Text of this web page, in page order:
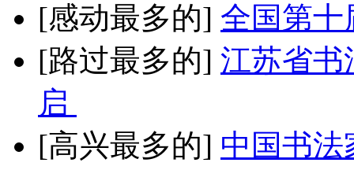
[感动最多的] 全国第十
[路过最多的] 江苏省书
启
[高兴最多的] 中国书法